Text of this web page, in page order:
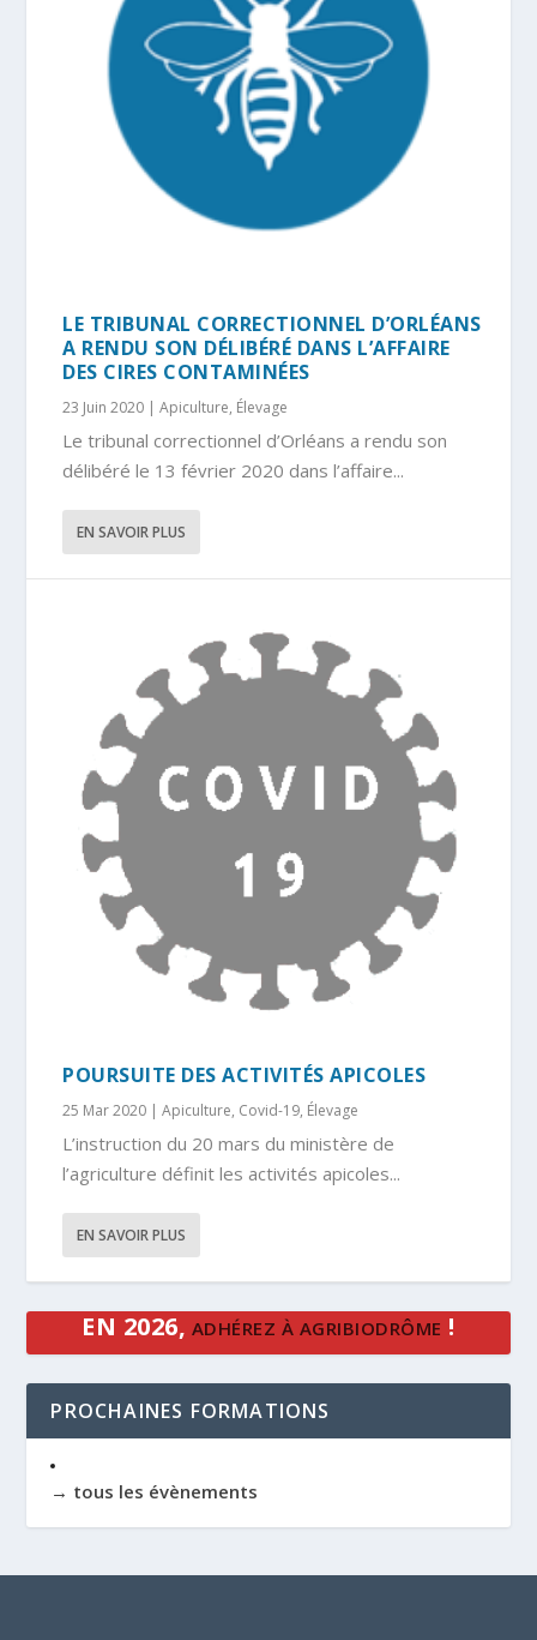
LE TRIBUNAL CORRECTIONNEL D’ORLÉANS
A RENDU SON DÉLIBÉRÉ DANS L’AFFAIRE
DES CIRES CONTAMINÉES
23 Juin 2020 |Apiculture, Élevage
Le tribunal correctionnel d’Orléans a rendu son
délibéré le 13 février 2020 dans l’affaire...
EN SAVOIR PLUS
POURSUITE DES ACTIVITÉS APICOLES
25 Mar 2020 |Apiculture, Covid-19, Élevage
L’instruction du 20 mars du ministère de
l’agriculture définit les activités apicoles...
EN SAVOIR PLUS
EN 2026, ADHÉREZ À AGRIBIODRÔME !
PROCHAINES FORMATIONS
→ tous les évènements